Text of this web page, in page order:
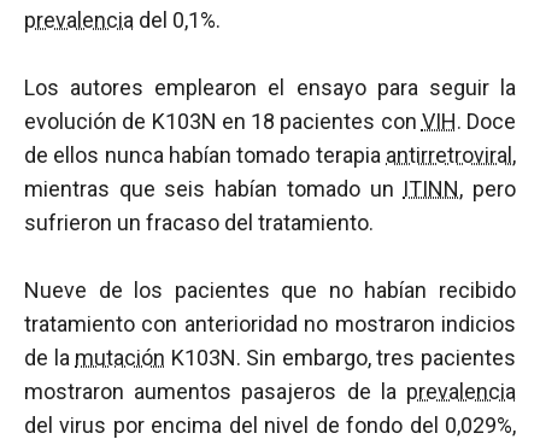
prevalencia del 0,1%.
Los autores emplearon el ensayo para seguir la
evolución de K103N en 18 pacientes con VIH. Doce
de ellos nunca habían tomado terapia antirretroviral ,
mientras que seis habían tomado un ITINN, pero
sufrieron un fracaso del tratamiento.
Nueve de los pacientes que no habían recibido
tratamiento con anterioridad no mostraron indicios
de la mutación K103N. Sin embargo, tres pacientes
mostraron aumentos pasajeros de la prevalencia
del virus por encima del nivel de fondo del 0,029%,